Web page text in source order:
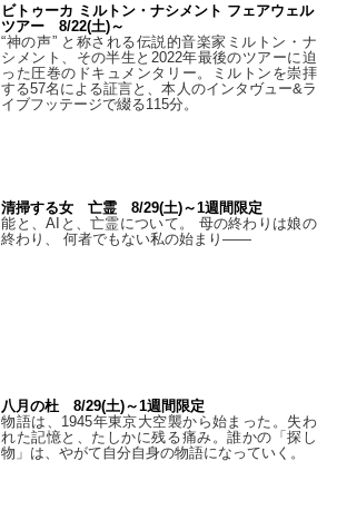
ビトゥーカ ミルトン・ナシメント フェアウェル
ツアー 8/22(土)～
“神の声” と称される伝説的音楽家ミルトン・ナ
シメント、その半生と2022年最後のツアーに迫
った圧巻のドキュメンタリー。ミルトンを崇拝
する57名による証言と、本人のインタヴュー&ラ
イブフッテージで綴る115分。
清掃する女 亡霊 8/29(土)～1週間限定
能と、AIと、亡霊について。 母の終わりは娘の
終わり、 何者でもない私の始まり――
八月の杜 8/29(土)～1週間限定
物語は、1945年東京大空襲から始まった。失わ
れた記憶と、たしかに残る痛み。誰かの「探し
物」は、やがて自分自身の物語になっていく。